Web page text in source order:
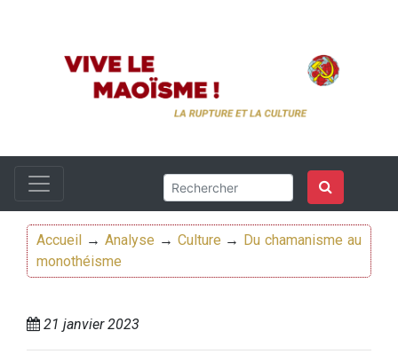
Accueil → Analyse → Culture → Du chamanisme au
monothéisme
21 janvier 2023